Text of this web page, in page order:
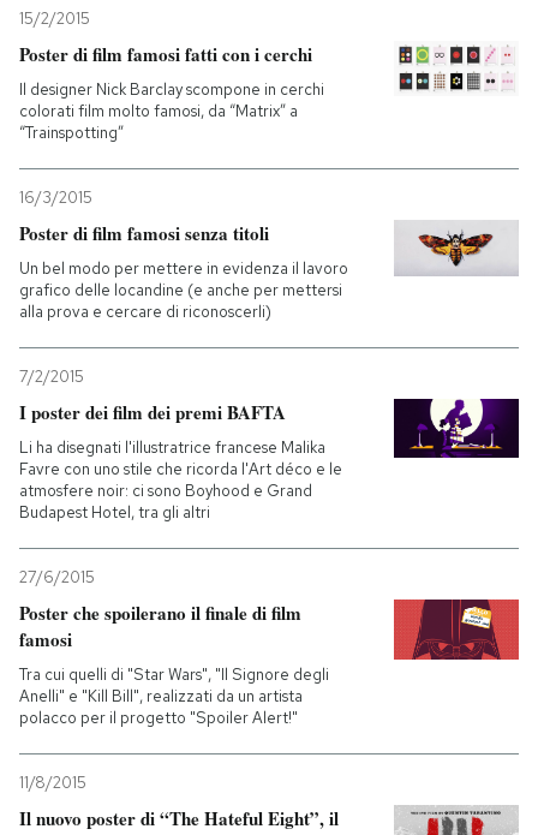
15/2/2015
Poster di film famosi fatti con i cerchi
Il designer Nick Barclay scompone in cerchi
colorati film molto famosi, da “Matrix” a
“Trainspotting”
16/3/2015
Poster di film famosi senza titoli
Un bel modo per mettere in evidenza il lavoro
grafico delle locandine (e anche per mettersi
alla prova e cercare di riconoscerli)
7/2/2015
I poster dei film dei premi BAFTA
Li ha disegnati l'illustratrice francese Malika
Favre con uno stile che ricorda l'Art déco e le
atmosfere noir: ci sono Boyhood e Grand
Budapest Hotel, tra gli altri
27/6/2015
Poster che spoilerano il finale di film
famosi
Tra cui quelli di "Star Wars", "Il Signore degli
Anelli" e "Kill Bill", realizzati da un artista
polacco per il progetto "Spoiler Alert!"
11/8/2015
Il nuovo poster di “The Hateful Eight”, il